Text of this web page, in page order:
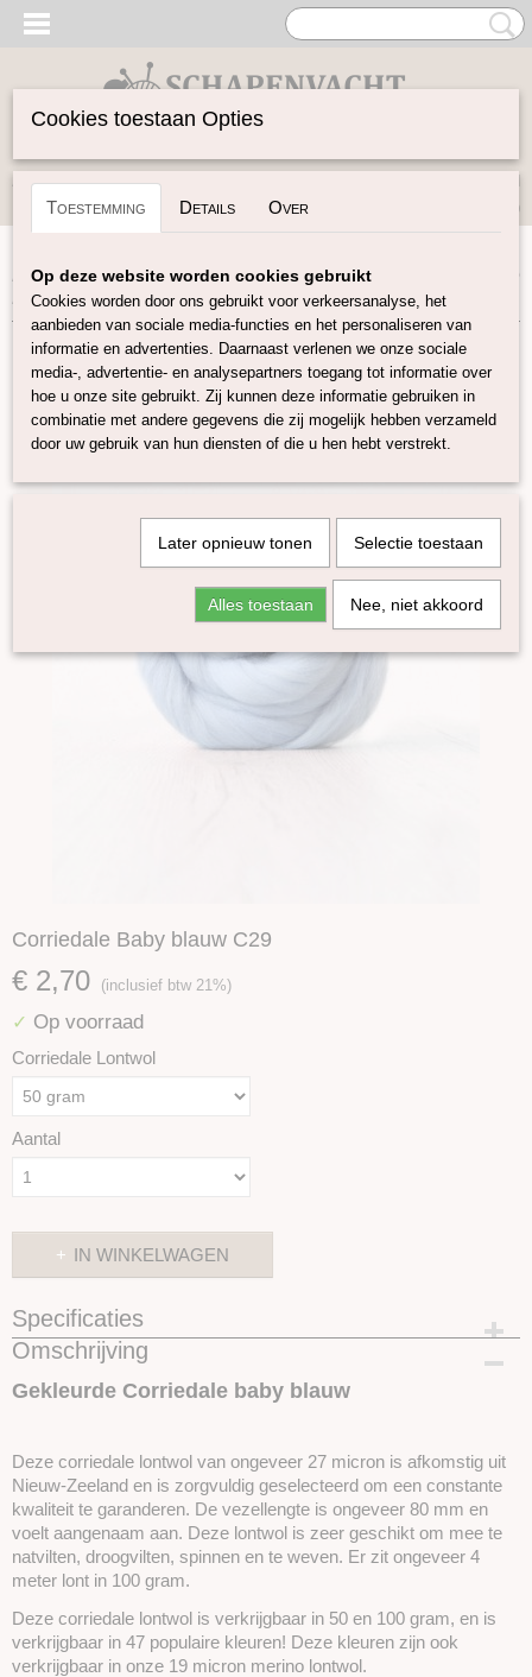
Inloggen Registreren
(0)
Home>Spinwol>Lontwol Corriedale gekleurd
Corriedale
Baby blauw C29
Corriedale Baby blauw C29
€ 2,70 (inclusief btw 21%)
✓ Op voorraad
Corriedale Lontwol
Aantal
IN WINKELWAGEN
Specificaties
Productcode
Omschrijving
Gekleurde Corriedale baby blauw
Deze corriedale lontwol van ongeveer 27 micron is afkomstig uit
Nieuw-Zeeland en is zorgvuldig geselecteerd om een ​​constante
kwaliteit te garanderen. De vezellengte is ongeveer 80 mm en
voelt aangenaam aan. Deze lontwol is zeer geschikt om mee te
natvilten, droogvilten, spinnen en te weven. Er zit ongeveer 4
meter lont in 100 gram.
Deze corriedale lontwol is verkrijgbaar in 50 en 100 gram, en is
verkrijgbaar in 47 populaire kleuren! Deze kleuren zijn ook
verkrijgbaar in onze 19 micron merino lontwol.
Cookies toestaan Opties
Toestemming Details Over
Op deze website worden cookies gebruikt
Cookies worden door ons gebruikt voor verkeersanalyse, het
aanbieden van sociale media-functies en het personaliseren van
informatie en advertenties. Daarnaast verlenen we onze sociale
media-, advertentie- en analysepartners toegang tot informatie over
hoe u onze site gebruikt. Zij kunnen deze informatie gebruiken in
combinatie met andere gegevens die zij mogelijk hebben verzameld
door uw gebruik van hun diensten of die u hen hebt verstrekt.
Later opnieuw tonen Selectie toestaan
Alles toestaan Nee, niet akkoord